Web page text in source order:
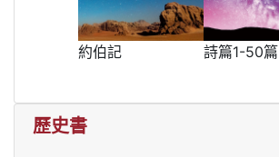
約伯記 詩篇1-50篇
歷史書